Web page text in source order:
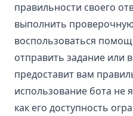
правильности своего
выполнить
воспользоваться
отправить задание или
предоставит вам
использование бота не
как его доступность